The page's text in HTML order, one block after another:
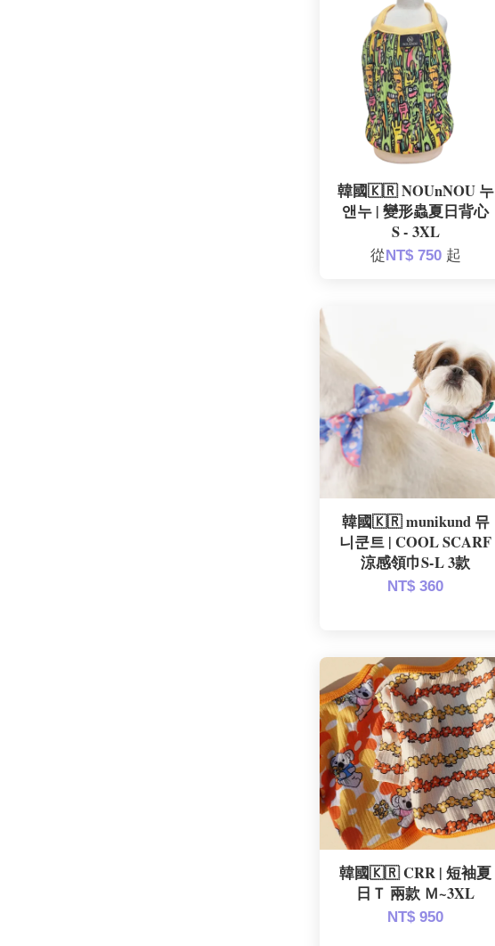
韓國🇰🇷 NOUnNOU 누
앤누 | 變形蟲夏日背心
S - 3XL
從NT$ 750 起
韓國🇰🇷 munikund 뮤
니쿤트 | COOL SCARF
涼感領巾S-L 3款
NT$ 360
韓國🇰🇷 CRR | 短袖夏
日Ｔ 兩款 Ｍ~3XL
NT$ 950